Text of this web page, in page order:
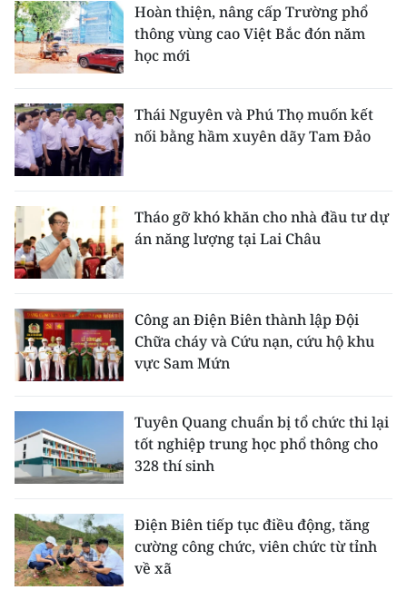
Hoàn thiện, nâng cấp Trường phổ
thông vùng cao Việt Bắc đón năm
học mới
Thái Nguyên và Phú Thọ muốn kết
nối bằng hầm xuyên dãy Tam Đảo
Tháo gỡ khó khăn cho nhà đầu tư dự
án năng lượng tại Lai Châu
Công an Điện Biên thành lập Đội
Chữa cháy và Cứu nạn, cứu hộ khu
vực Sam Mứn
Tuyên Quang chuẩn bị tổ chức thi lại
tốt nghiệp trung học phổ thông cho
328 thí sinh
Điện Biên tiếp tục điều động, tăng
cường công chức, viên chức từ tỉnh
về xã